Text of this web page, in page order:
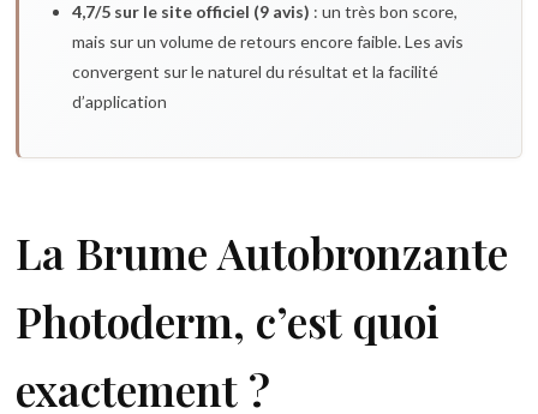
4,7/5 sur le site officiel (9 avis) : un très bon score,
mais sur un volume de retours encore faible. Les avis
convergent sur le naturel du résultat et la facilité
d’application
La Brume Autobronzante
Photoderm, c’est quoi
exactement ?